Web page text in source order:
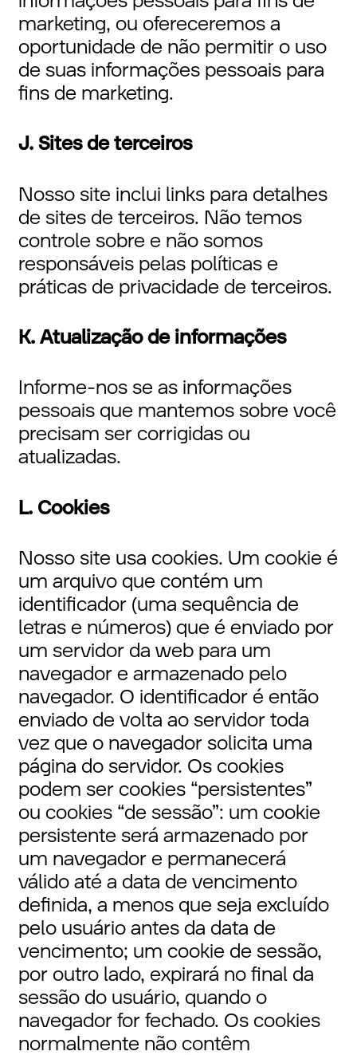
marketing, ou ofereceremos a
oportunidade de não permitir o uso
de suas informações pessoais para
fins de marketing.
J. Sites de terceiros
Nosso site inclui links para detalhes
de sites de terceiros. Não temos
controle sobre e não somos
responsáveis pelas políticas e
práticas de privacidade de terceiros.
K. Atualização de informações
Informe-nos se as informações
pessoais que mantemos sobre você
precisam ser corrigidas ou
atualizadas.
L. Cookies
Nosso site usa cookies. Um cookie é
um arquivo que contém um
identificador (uma sequência de
letras e números) que é enviado por
um servidor da web para um
navegador e armazenado pelo
navegador. O identificador é então
enviado de volta ao servidor toda
vez que o navegador solicita uma
página do servidor. Os cookies
podem ser cookies “persistentes”
ou cookies “de sessão”: um cookie
persistente será armazenado por
um navegador e permanecerá
válido até a data de vencimento
definida, a menos que seja excluído
pelo usuário antes da data de
vencimento; um cookie de sessão,
por outro lado, expirará no final da
sessão do usuário, quando o
navegador for fechado. Os cookies
normalmente não contêm